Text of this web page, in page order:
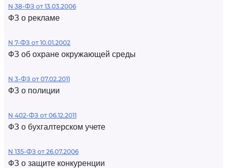
N 38-ФЗ от 13.03.2006
ФЗ о рекламе
N 7-ФЗ от 10.01.2002
ФЗ об охране окружающей среды
N 3-ФЗ от 07.02.2011
ФЗ о полиции
N 402-ФЗ от 06.12.2011
ФЗ о бухгалтерском учете
N 135-ФЗ от 26.07.2006
ФЗ о защите конкуренции